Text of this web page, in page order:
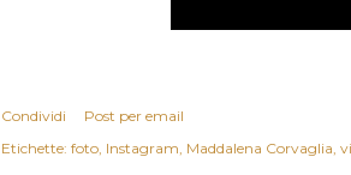
Condividi
Post per email
Etichette: foto Instagram Maddalena Corvaglia